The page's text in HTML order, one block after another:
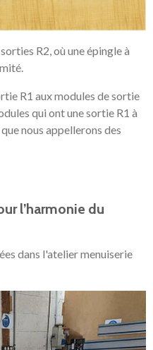
R2, où une épingle à
R1 aux modules de sortie
qui ont une sortie R1 à
nous appellerons des
l’harmonie du
dans l'atelier menuiserie